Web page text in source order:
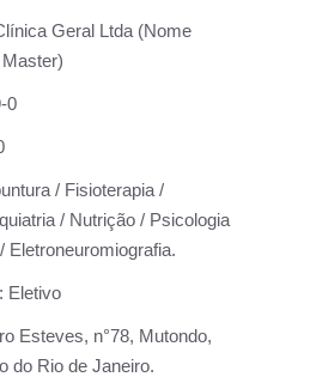
Geral Ltda (Nome
0
/ Fisioterapia /
/ Nutrição / Psicologia
Eletroneuromiografia.
Eletivo
Esteves, n°78, Mutondo,
do Rio de Janeiro.